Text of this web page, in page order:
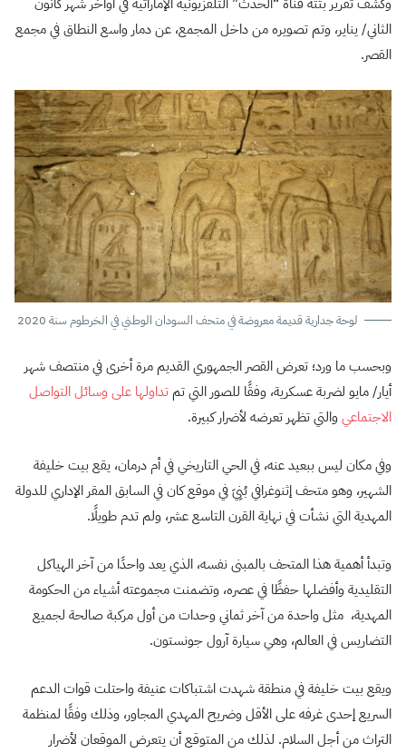
الثاني/ يناير، وتم تصويره من داخل المجمع، عن دمار واسع النطاق في مجمع
القصر.
لوحة جدارية قديمة معروضة في متحف السودان الوطني في الخرطوم سنة 2020
وبحسب ما ورد؛ تعرض القصر الجمهوري القديم مرة أخرى في منتصف شهر
أيار/ مايو لضربة عسكرية، وفقًا للصور التي تم تداولها على وسائل التواصل
الاجتماعيوالتي تظهر تعرضه لأضرار كبيرة.
وفي مكان ليس ببعيد عنه، في الحي التاريخي في أم درمان، يقع بيت خليفة
الشهير، وهو متحف إثنوغرافي بُنِيَ في موقع كان في السابق المقر الإداري للدولة
المهدية التي نشأت في نهاية القرن التاسع عشر، ولم تدم طويلًا.
وتبدأ أهمية هذا المتحف بالمبنى نفسه، الذي يعد واحدًا من آخر الهياكل
التقليدية وأفضلها حفظًا في عصره، وتضمنت مجموعته أشياء من الحكومة
المهدية، مثل واحدة من آخر ثماني وحدات من أول مركبة صالحة لجميع
التضاريس في العالم، وهي سيارة آرول جونستون.
ويقع بيت خليفة في منطقة شهدت اشتباكات عنيفة واحتلت قوات الدعم
السريع إحدى غرفه على الأقل وضريح المهدي المجاور، وذلك وفقًا لمنظمة
التراث من أجل السلام. لذلك من المتوقع أن يتعرض الموقعان لأضرار